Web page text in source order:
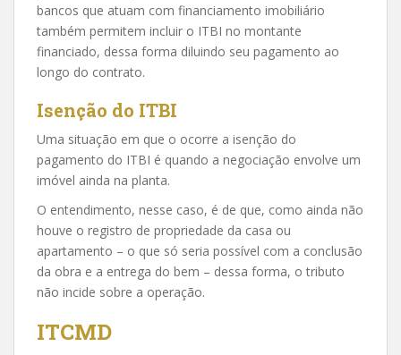
bancos que atuam com financiamento imobiliário
também permitem incluir o ITBI no montante
financiado, dessa forma diluindo seu pagamento ao
longo do contrato.
Isenção do ITBI
Uma situação em que o ocorre a isenção do
pagamento do ITBI é quando a negociação envolve um
imóvel ainda na planta.
O entendimento, nesse caso, é de que, como ainda não
houve o registro de propriedade da casa ou
apartamento – o que só seria possível com a conclusão
da obra e a entrega do bem – dessa forma, o tributo
não incide sobre a operação.
ITCMD